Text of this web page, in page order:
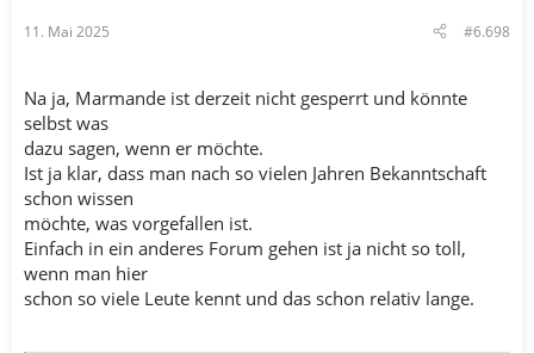
11. Mai 2025 #6.698
Na ja, Marmande ist derzeit nicht gesperrt und könnte
selbst was
dazu sagen, wenn er möchte.
Ist ja klar, dass man nach so vielen Jahren Bekanntschaft
schon wissen
möchte, was vorgefallen ist.
Einfach in ein anderes Forum gehen ist ja nicht so toll,
wenn man hier
schon so viele Leute kennt und das schon relativ lange.